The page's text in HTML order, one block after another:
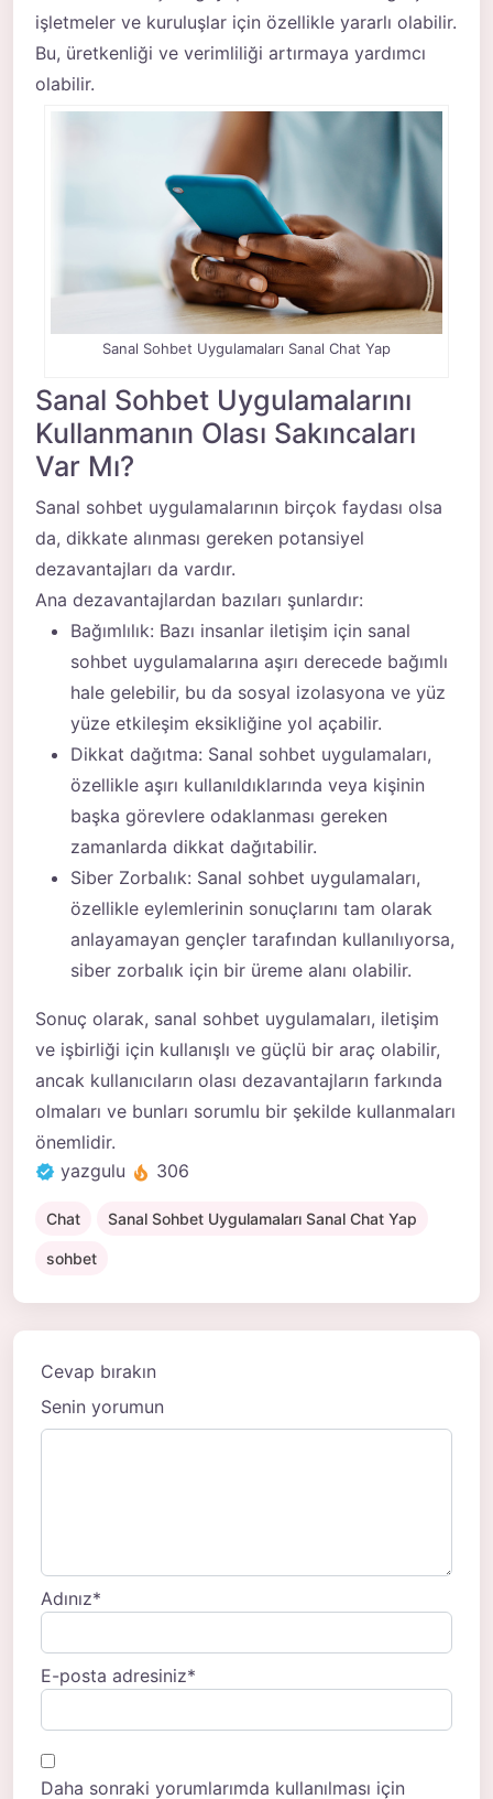
işletmeler ve kuruluşlar için özellikle yararlı olabilir.
Bu, üretkenliği ve verimliliği artırmaya yardımcı
olabilir.
Sanal Sohbet Uygulamaları Sanal Chat Yap
Sanal Sohbet Uygulamalarını
Kullanmanın Olası Sakıncaları
Var Mı?
Sanal sohbet uygulamalarının birçok faydası olsa
da, dikkate alınması gereken potansiyel
dezavantajları da vardır.
Ana dezavantajlardan bazıları şunlardır:
Bağımlılık: Bazı insanlar iletişim için sanal
sohbet uygulamalarına aşırı derecede bağımlı
hale gelebilir, bu da sosyal izolasyona ve yüz
yüze etkileşim eksikliğine yol açabilir.
Dikkat dağıtma: Sanal sohbet uygulamaları,
özellikle aşırı kullanıldıklarında veya kişinin
başka görevlere odaklanması gereken
zamanlarda dikkat dağıtabilir.
Siber Zorbalık: Sanal sohbet uygulamaları,
özellikle eylemlerinin sonuçlarını tam olarak
anlayamayan gençler tarafından kullanılıyorsa,
siber zorbalık için bir üreme alanı olabilir.
Sonuç olarak, sanal sohbet uygulamaları, iletişim
ve işbirliği için kullanışlı ve güçlü bir araç olabilir,
ancak kullanıcıların olası dezavantajların farkında
olmaları ve bunları sorumlu bir şekilde kullanmaları
önemlidir.
yazgulu
306
Chat Sanal Sohbet Uygulamaları Sanal Chat Yap
sohbet
Cevap bırakın
Senin yorumun
Adınız*
E-posta adresiniz*
Daha sonraki yorumlarımda kullanılması için